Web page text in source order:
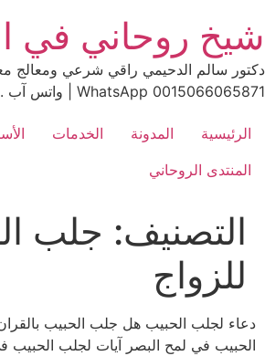
to
content
شيخ روحاني في
دكتور سالم الدحيمي راقي شرعي ومعالج
0015066065871 WhatsApp | واتس آب .
الرئيسية المدونة الخدمات
المنتدى الروحاني
التصنيف: جلب
للزواج
دعاء لجلب الحبيب هل جلب الحبيب
الحبيب في لمح البصر آيات لجلب